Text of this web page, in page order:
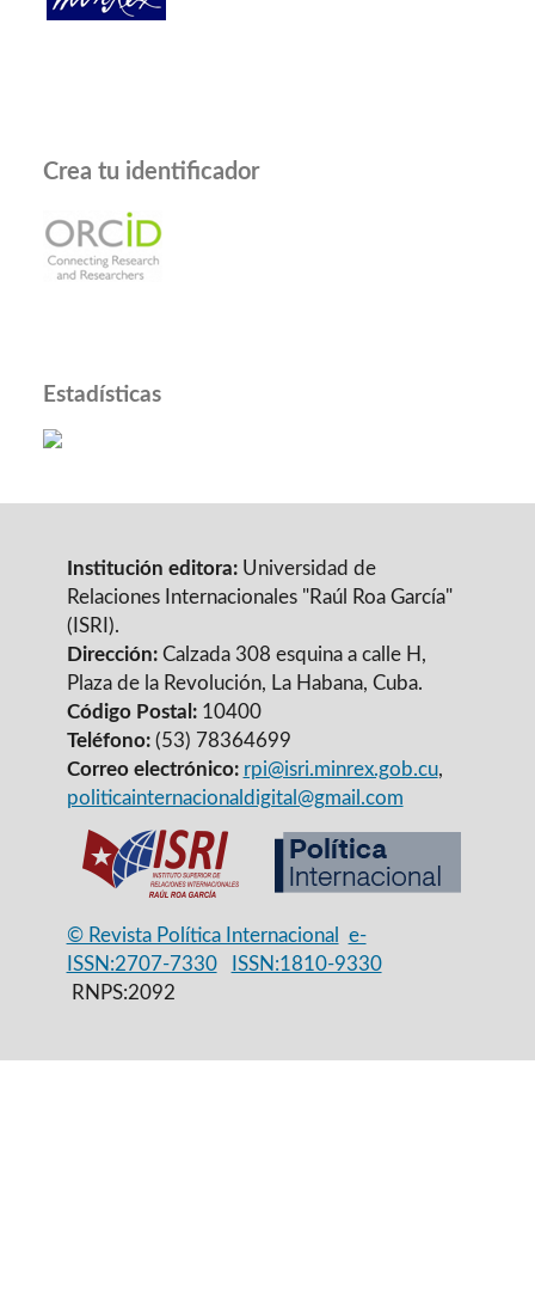
Crea tu identificador
Estadísticas
Institución editora:Universidad de
Relaciones Internacionales "Raúl Roa García"
(ISRI).
Dirección:Calzada 308 esquina a calle H,
Plaza de la Revolución, La Habana, Cuba.
Código Postal:10400
Teléfono:(53) 78364699
Correo electrónico: rpi@isri.minrex.gob.cu,
politicainternacionaldigital@gmail.com
© Revista Política Internacional
e-
ISSN:2707-7330
ISSN:1810-9330
RNPS:2092